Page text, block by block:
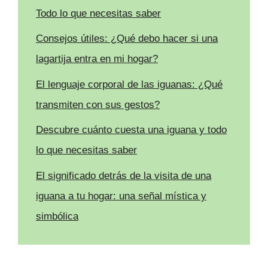
Todo lo que necesitas saber
Consejos útiles: ¿Qué debo hacer si una
lagartija entra en mi hogar?
El lenguaje corporal de las iguanas: ¿Qué
transmiten con sus gestos?
Descubre cuánto cuesta una iguana y todo
lo que necesitas saber
El significado detrás de la visita de una
iguana a tu hogar: una señal mística y
simbólica